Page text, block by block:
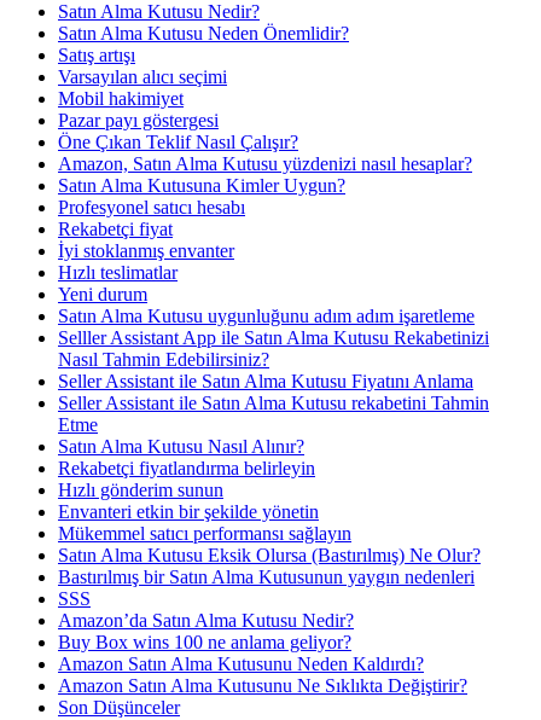
Satın Alma Kutusu Nedir?
Satın Alma Kutusu Neden Önemlidir?
Satış artışı
Varsayılan alıcı seçimi
Mobil hakimiyet
Pazar payı göstergesi
Öne Çıkan Teklif Nasıl Çalışır?
Amazon, Satın Alma Kutusu yüzdenizi nasıl hesaplar?
Satın Alma Kutusuna Kimler Uygun?
Profesyonel satıcı hesabı
Rekabetçi fiyat
İyi stoklanmış envanter
Hızlı teslimatlar
Yeni durum
Satın Alma Kutusu uygunluğunu adım adım işaretleme
Selller Assistant App ile Satın Alma Kutusu Rekabetinizi
Nasıl Tahmin Edebilirsiniz?
Seller Assistant ile Satın Alma Kutusu Fiyatını Anlama
Seller Assistant ile Satın Alma Kutusu rekabetini Tahmin
Etme
Satın Alma Kutusu Nasıl Alınır?
Rekabetçi fiyatlandırma belirleyin
Hızlı gönderim sunun
Envanteri etkin bir şekilde yönetin
Mükemmel satıcı performansı sağlayın
Satın Alma Kutusu Eksik Olursa (Bastırılmış) Ne Olur?
Bastırılmış bir Satın Alma Kutusunun yaygın nedenleri
SSS
Amazon’da Satın Alma Kutusu Nedir?
Buy Box wins 100 ne anlama geliyor?
Amazon Satın Alma Kutusunu Neden Kaldırdı?
Amazon Satın Alma Kutusunu Ne Sıklıkta Değiştirir?
Son Düşünceler